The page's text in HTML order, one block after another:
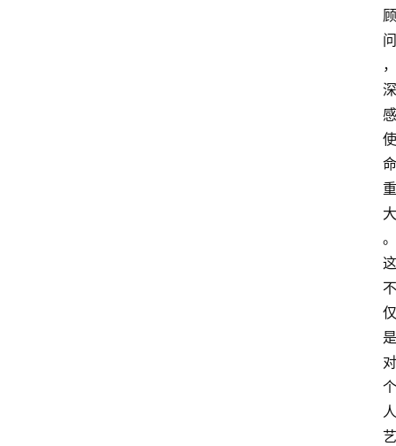
顾
问
，
深
感
使
命
重
大
。
这
不
仅
是
对
个
人
艺